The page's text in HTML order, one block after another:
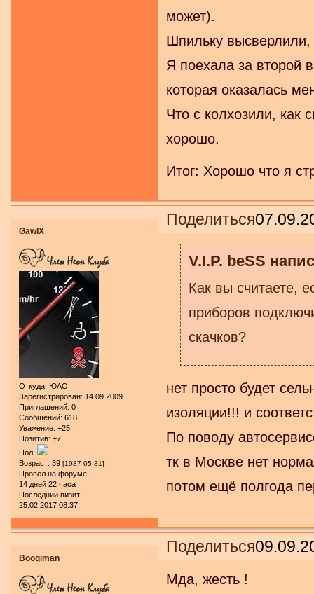
может).
Шпильку высверлили,
Я поехала за второй
которая оказалась
Что с колхозили, как
хорошо.
Итог: Хорошо что я
Поделиться
GawIX
Откуда: ЮАО
Зарегистрирован: 14.09.2009
Приглашений: 0
Сообщений: 618
Уважение: +25
Позитив: +7
Пол:
Возраст: 39 [1987-05-31]
Провел на форуме:
14 дней 22 часа
Последний визит:
25.02.2017 08:37
V.I.P. beSS
Как вы считаете,
приборов
скачков?
нет просто будет
изоляции!!! и
По поводу
тк в Москве нет
потом ещё полгода
Поделиться
Boogiman
Мда, жесть !